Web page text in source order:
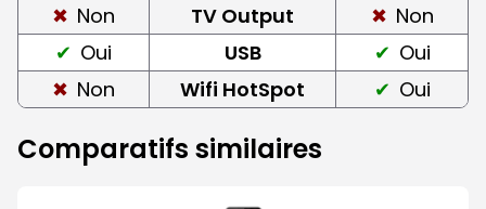
Non
TV Output
Non
Oui
USB
Oui
Non
Wifi HotSpot Oui
Comparatifs similaires